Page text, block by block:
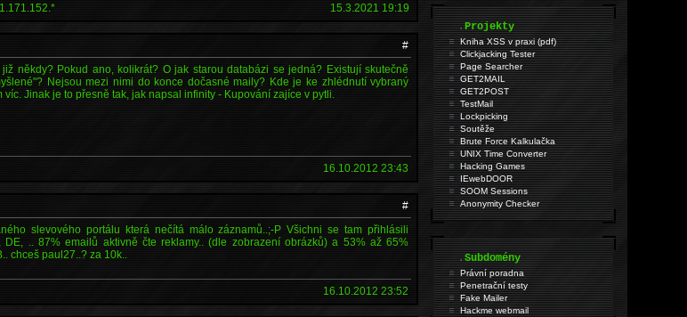
15.3.2021 19:19
#
někdy? Pokud ano, kolikrát? O jak starou databázi se jedná? Existují skutečně
Nejsou mezi nimi do konce dočasné maily? Kde je ke zhlédnutí vybraný
Jinak je to přesně tak, jak napsal infinity - Kupování zajíce v pytli.
16.10.2012 23:43
#
slevového portálu která nečítá málo záznamů..;-P Všichni se tam přihlásili
.. 87% emailů aktivně čte reklamy.. (dle zobrazení obrázků) a 53% až 65%
chceš paul27..? za 10k..
16.10.2012 23:52
.Projekty
Kniha XSS v praxi (pdf)
Clickjacking Tester
Page Searcher
GET2MAIL
GET2POST
TestMail
Lockpicking
Soutěže
Brute Force Kalkulačka
UNIX Time Converter
Hacking Games
IEwebDOOR
SOOM Sessions
Anonymity Checker
.Subdomény
Právní poradna
Penetrační testy
Fake Mailer
Hackme webmail